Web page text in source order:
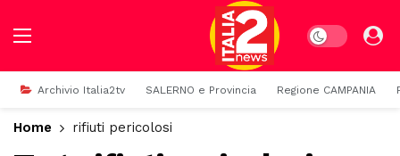
Dark mode
Archivio Italia2tv SALERNO e Provincia Regione CAMPANIA
Home rifiuti pericolosi